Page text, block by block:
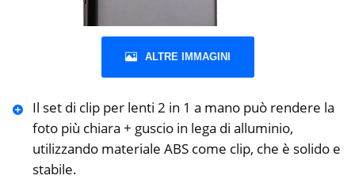
ALTRE IMMAGINI
Il set di clip per lenti 2 in 1 a mano può rendere la
foto più chiara + guscio in lega di alluminio,
utilizzando materiale ABS come clip, che è solido e
stabile.